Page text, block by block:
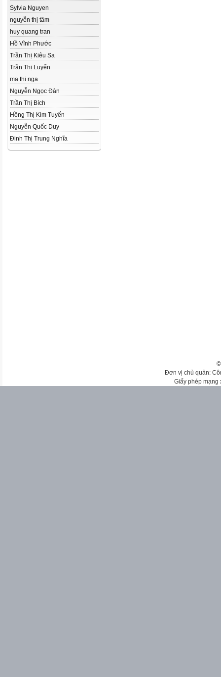
Sylvia Nguyen
nguyễn thị tâm
huy quang tran
Hồ Vĩnh Phước
Trần Thị Kiêu Sa
Trần Thị Luyến
ma thi nga
Nguyễn Ngọc Đàn
Trần Thị Bích
Hồng Thị Kim Tuyến
Nguyễn Quốc Duy
Đinh Thị Trung Nghĩa
Đơn vị chủ quản:
Giấy phép mạng